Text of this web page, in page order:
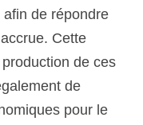
de répondre
Cette
de ces
de
pour le